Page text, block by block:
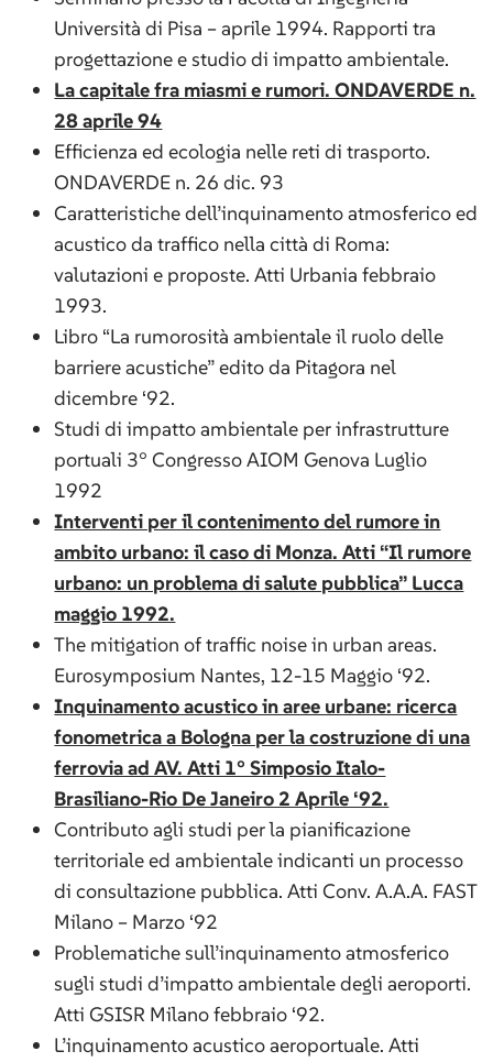
Università di Pisa – aprile 1994. Rapporti tra
progettazione e studio di impatto ambientale.
La capitale fra miasmi e rumori. ONDAVERDE n.
28 aprile 94
Efficienza ed ecologia nelle reti di trasporto.
ONDAVERDE n. 26 dic. 93
Caratteristiche dell’inquinamento atmosferico ed
acustico da traffico nella città di Roma:
valutazioni e proposte. Atti Urbania febbraio
1993.
Libro “La rumorosità ambientale il ruolo delle
barriere acustiche” edito da Pitagora nel
dicembre ‘92.
Studi di impatto ambientale per infrastrutture
portuali 3° Congresso AIOM Genova Luglio
1992
Interventi per il contenimento del rumore in
ambito urbano: il caso di Monza. Atti “Il rumore
urbano: un problema di salute pubblica” Lucca
maggio 1992.
The mitigation of traffic noise in urban areas.
Eurosymposium Nantes, 12-15 Maggio ‘92.
Inquinamento acustico in aree urbane: ricerca
fonometrica a Bologna per la costruzione di una
ferrovia ad AV. Atti 1° Simposio Italo-
Brasiliano-Rio De Janeiro 2 Aprile ‘92.
Contributo agli studi per la pianificazione
territoriale ed ambientale indicanti un processo
di consultazione pubblica. Atti Conv. A.A.A. FAST
Milano – Marzo ‘92
Problematiche sull’inquinamento atmosferico
sugli studi d’impatto ambientale degli aeroporti.
Atti GSISR Milano febbraio ‘92.
L’inquinamento acustico aeroportuale. Atti